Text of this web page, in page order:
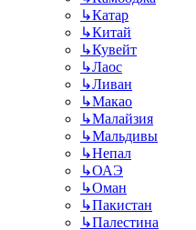
↳Катар
↳Китай
↳Кувейт
↳Лаос
↳Ливан
↳Макао
↳Малайзия
↳Мальдивы
↳Непал
↳ОАЭ
↳Оман
↳Пакистан
↳Палестина